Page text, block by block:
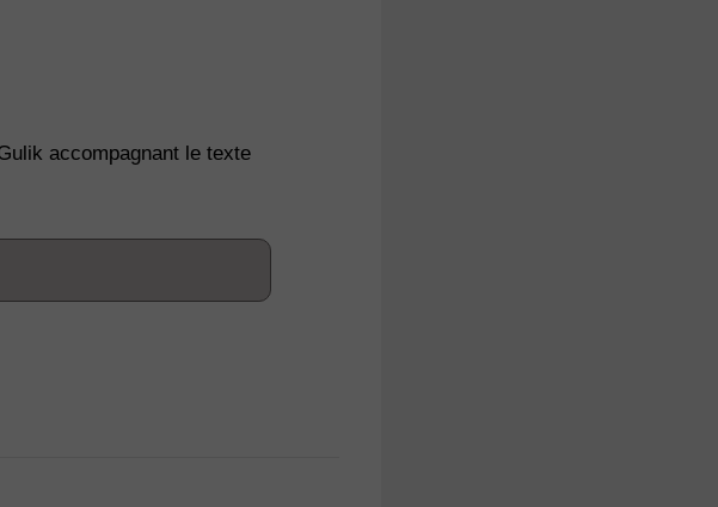
accompagnant le texte